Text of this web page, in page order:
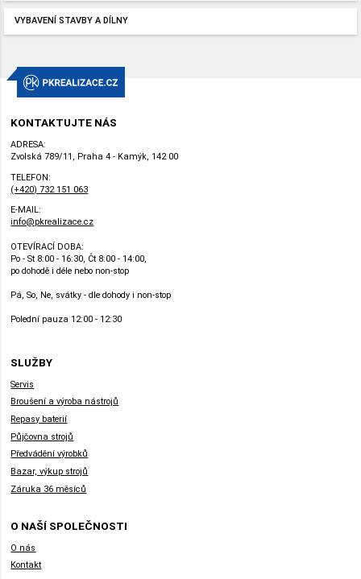
VYBAVENÍ STAVBY A DÍLNY
KONTAKTUJTE NÁS
ADRESA:
Zvolská 789/11, Praha 4 - Kamýk, 142 00
TELEFON:
(+420) 732 151 063
E-MAIL:
info@pkrealizace.cz
OTEVÍRACÍ DOBA:
Po - St 8:00 - 16:30, Čt 8:00 - 14:00,
po dohodě i déle nebo non-stop
Pá, So, Ne, svátky - dle dohody i non-stop
Polední pauza 12:00 - 12:30
SLUŽBY
Servis
Broušení a výroba nástrojů
Repasy baterií
Půjčovna strojů
Předvádění výrobků
Bazar, výkup strojů
Záruka 36 měsíců
O NAŠÍ SPOLEČNOSTI
O nás
Kontakt